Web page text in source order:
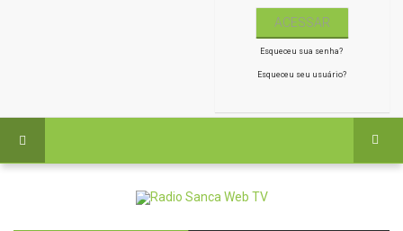
Esqueceu sua senha?
Esqueceu seu usuário?